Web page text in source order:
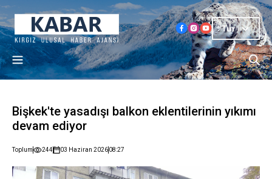
Tur
Bişkek'te yasadışı balkon eklentilerinin yıkımı
devam ediyor
Toplum 244 03 Haziran 202608:27